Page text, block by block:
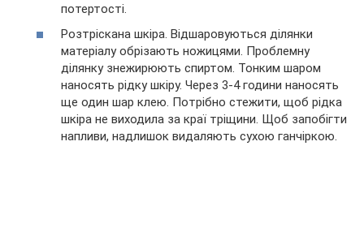
потертості.
Розтріскана шкіра. Відшаровуються ділянки
матеріалу обрізають ножицями. Проблемну
ділянку знежирюють спиртом. Тонким шаром
наносять рідку шкіру. Через 3-4 години наносять
ще один шар клею. Потрібно стежити, щоб рідка
шкіра не виходила за краї тріщини. Щоб запобігти
напливи, надлишок видаляють сухою ганчіркою.